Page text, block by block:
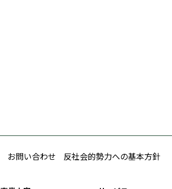
お問い合わせ 反社会的勢力への基本方針